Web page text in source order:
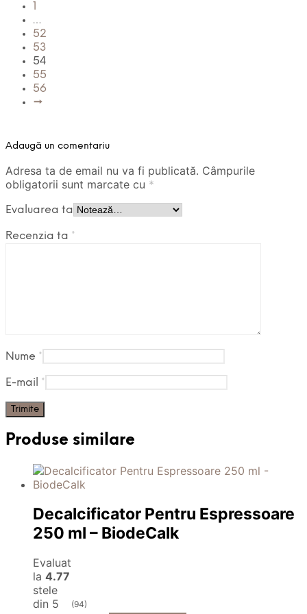
1
…
52
53
54
55
56
→
Adaugă un comentariu
Adresa ta de email nu va fi publicată. Câmpurile
obligatorii sunt marcate cu *
Evaluarea ta
Recenzia ta *
Nume *
E-mail *
Produse similare
Decalcificator Pentru Espressoare
250 ml – BiodeCalk
Evaluat
la 4.77
stele
din 5
(94)